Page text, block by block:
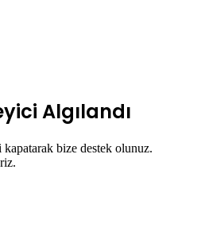
Algılandı
bize destek olunuz.